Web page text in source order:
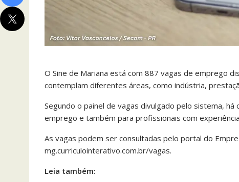
O Sine de Mariana está com 887 vagas de emprego
contemplam diferentes áreas, como indústria,
Segundo o painel de vagas divulgado pelo sistema,
emprego e também para profissionais com
As vagas podem ser consultadas pelo portal do
mg.curriculointerativo.com.br/vagas.
Leia também: